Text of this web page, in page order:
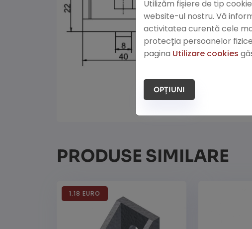
PRODUSE SIMILARE
1.18 EURO
Utilizăm fișiere de tip
website-ul nostru. Vă
activitatea curentă cele
protecția persoanelor
pagina Utilizare cookies
OPȚIUNI